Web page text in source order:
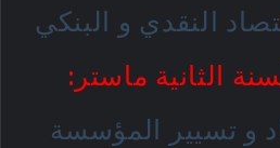
النقدي و البنكي
الثانية ماستر:
و تسيير المؤسسة